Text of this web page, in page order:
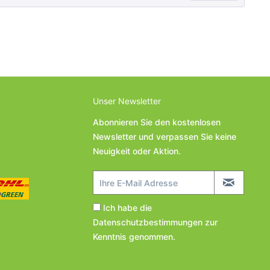
Unser Newsletter
Abonnieren Sie den kostenlosen
Newsletter und verpassen Sie keine
Neuigkeit oder Aktion.
Ich habe die
Datenschutzbestimmungen zur
Kenntnis genommen.